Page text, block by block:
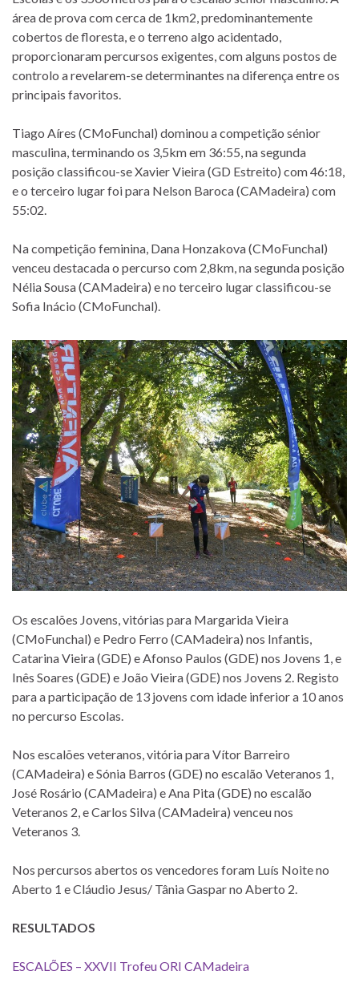
área de prova com cerca de 1km2, predominantemente
cobertos de floresta, e o terreno algo acidentado,
proporcionaram percursos exigentes, com alguns postos de
controlo a revelarem-se determinantes na diferença entre os
principais favoritos.
Tiago Aíres (CMoFunchal) dominou a competição sénior
masculina, terminando os 3,5km em 36:55, na segunda
posição classificou-se Xavier Vieira (GD Estreito) com 46:18,
e o terceiro lugar foi para Nelson Baroca (CAMadeira) com
55:02.
Na competição feminina, Dana Honzakova (CMoFunchal)
venceu destacada o percurso com 2,8km, na segunda posição
Nélia Sousa (CAMadeira) e no terceiro lugar classificou-se
Sofia Inácio (CMoFunchal).
Os escalões Jovens, vitórias para Margarida Vieira
(CMoFunchal) e Pedro Ferro (CAMadeira) nos Infantis,
Catarina Vieira (GDE) e Afonso Paulos (GDE) nos Jovens 1, e
Inês Soares (GDE) e João Vieira (GDE) nos Jovens 2. Registo
para a participação de 13 jovens com idade inferior a 10 anos
no percurso Escolas.
Nos escalões veteranos, vitória para Vítor Barreiro
(CAMadeira) e Sónia Barros (GDE) no escalão Veteranos 1,
José Rosário (CAMadeira) e Ana Pita (GDE) no escalão
Veteranos 2, e Carlos Silva (CAMadeira) venceu nos
Veteranos 3.
Nos percursos abertos os vencedores foram Luís Noite no
Aberto 1 e Cláudio Jesus/ Tânia Gaspar no Aberto 2.
RESULTADOS
ESCALÕES – XXVII Trofeu ORI CAMadeira